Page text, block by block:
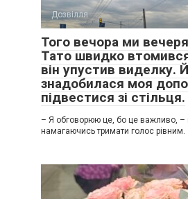
Дозвілля
Того вечора ми
Тато швидко
він упустив виделку.
знадобилася моя
підвестися зі стільця.
– Я обговорюю це, бо це важливо, –
намагаючись тримати голос рівним.